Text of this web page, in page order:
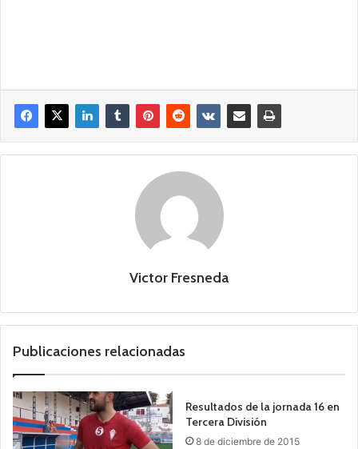
Victor Fresneda
Publicaciones relacionadas
Resultados de la jornada 16 en
Tercera División
8 de diciembre de 2015